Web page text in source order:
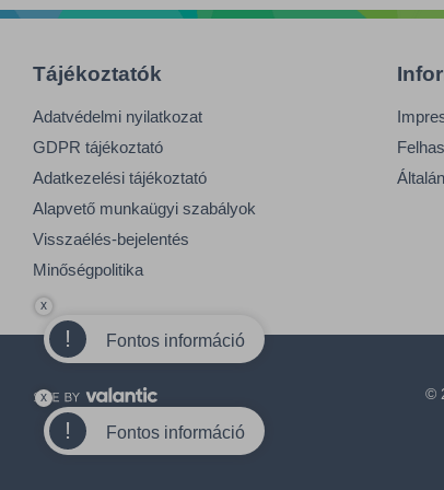
Tájékoztatók
Adatvédelmi nyilatkozat
GDPR tájékoztató
Adatkezelési tájékoztató
Alapvető munkaügyi szabályok
Visszaélés-bejelentés
Minőségpolitika
©
! Fontos információ
x
! Fontos információ
x